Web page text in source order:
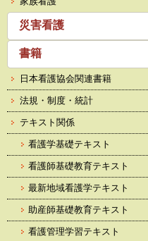
災害看護
書籍
日本看護協会関連書籍
法規・制度・統計
テキスト関係
看護学基礎テキスト
看護師基礎教育テキスト
最新地域看護学テキスト
助産師基礎教育テキスト
看護管理学習テキスト